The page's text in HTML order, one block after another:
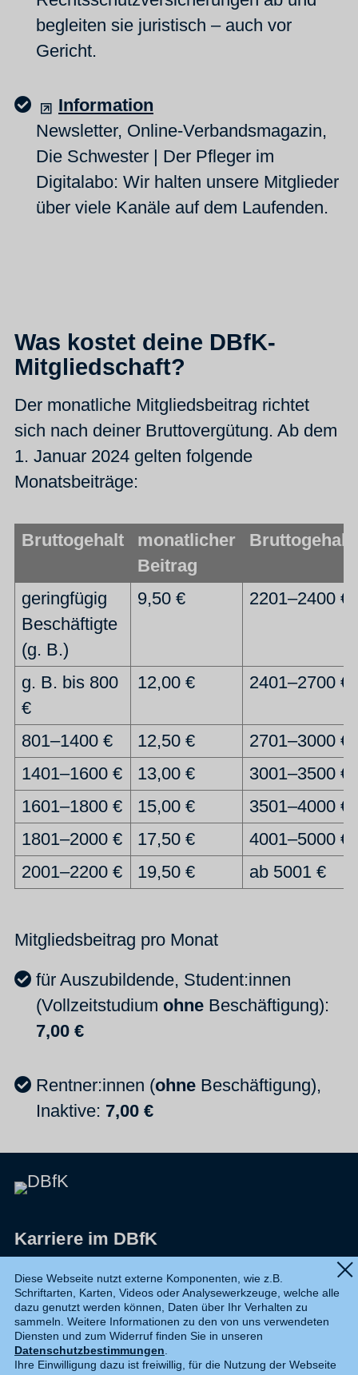
begleiten sie juristisch – auch vor
Gericht.
Information
Newsletter, Online-Verbandsmagazin,
Die Schwester | Der Pfleger im
Digitalabo: Wir halten unsere Mitglieder
über viele Kanäle auf dem Laufenden.
Was kostet deine DBfK-
Mitgliedschaft?
Der monatliche Mitgliedsbeitrag richtet
sich nach deiner Bruttovergütung. Ab dem
1. Januar 2024 gelten folgende
Monatsbeiträge:
Bruttogehalt
monatlicher
Beitrag
Bruttogehalt
geringfügig
Beschäftigte
(g. B.)
9,50 € 2201–2400 €
g. B. bis 800
€
12,00 € 2401–2700 €
801–1400 € 12,50 €
2701–3000 €
1401–1600 €
13,00 €
3001–3500 €
1601–1800 €
15,00 €
3501–4000 €
1801–2000 €
17,50 €
4001–5000 €
2001–2200 €
19,50 € ab 5001 €
Mitgliedsbeitrag pro Monat
für Auszubildende, Student:innen
(Vollzeitstudium ohne Beschäftigung):
7,00 €
Rentner:innen (ohne Beschäftigung),
Inaktive: 7,00 €
Karriere im DBfK
Datenschutz
Shop
Widerruf
Diese Webseite nutzt externe Komponenten, wie z.B.
Schriftarten, Karten, Videos oder Analysewerkzeuge, welche alle
dazu genutzt werden können, Daten über Ihr Verhalten zu
sammeln. Weitere Informationen zu den von uns verwendeten
Diensten und zum Widerruf finden Sie in unseren
Datenschutzbestimmungen.
Ihre Einwilligung dazu ist freiwillig, für die Nutzung der Webseite